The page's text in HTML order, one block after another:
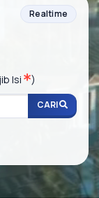
Realtime
Isi )
CARI